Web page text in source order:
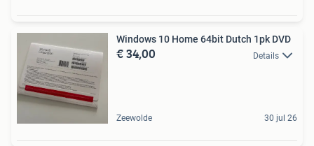
Windows 10 Home 64bit Dutch 1pk DVD
€ 34,00 Details
Zeewolde 30 jul 26